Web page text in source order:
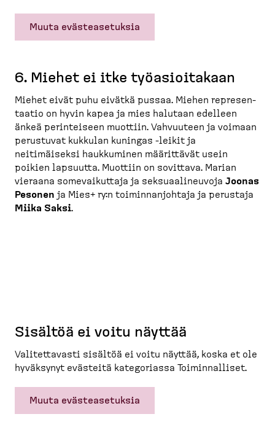
Muuta evästeasetuksia
6. Miehet ei itke työasioi­takaan
Miehet eivät puhu eivätkä pussaa. Miehen represen­
taatio on hyvin kapea ja mies halutaan edelleen
änkeä perinteiseen muottiin. Vahvuuteen ja voimaan
perustuvat kukkulan kuningas -​leikit ja
neitimäiseksi haukkuminen määrittävät usein
poikien lapsuutta. Muottiin on sovittava. Marian
vieraana somevai­kuttaja ja seksuaa­li­neuvoja Joonas
Pesonen ja Mies+ ry:n toimin­nan­johtaja ja perustaja
Miika Saksi.
Sisältöä ei voitu näyttää
Valitet­tavasti sisältöä ei voitu näyttää, koska et ole
hyväksynyt evästeitä katego­riassa Toimin­nalliset.
Muuta evästeasetuksia